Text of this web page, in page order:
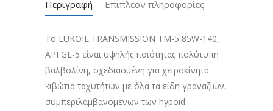
Περιγραφή Επιπλέον πληροφορίες
Το LUKOIL TRANSMISSION ТМ-5 85W-140,
API GL-5 είναι υψηλής ποιότητας πολύτυπη
βαλβολίνη, σχεδιασμένη για χειροκίνητα
κιβώτια ταχυτήτων με όλα τα είδη γραναζιών,
συμπεριλαμβανομένων των hypoid.